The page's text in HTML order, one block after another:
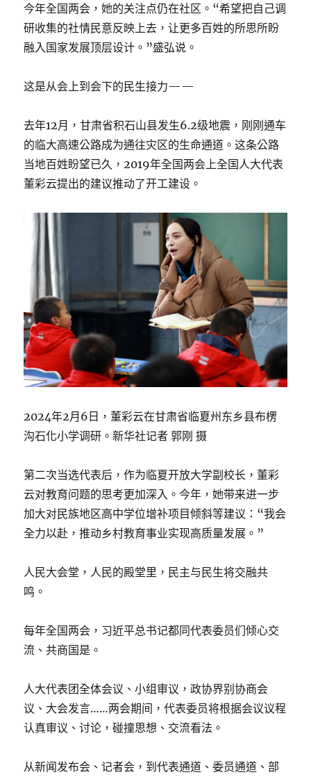
今年全国两会，她的关注点仍在社区。“希望把自己调
研收集的社情民意反映上去，让更多百姓的所思所盼
融入国家发展顶层设计。”盛弘说。
这是从会上到会下的民生接力——
去年12月，甘肃省积石山县发生6.2级地震，刚刚通车
的临大高速公路成为通往灾区的生命通道。这条公路
当地百姓盼望已久，2019年全国两会上全国人大代表
董彩云提出的建议推动了开工建设。
2024年2月6日，董彩云在甘肃省临夏州东乡县布楞
沟石化小学调研。新华社记者 郭刚 摄
第二次当选代表后，作为临夏开放大学副校长，董彩
云对教育问题的思考更加深入。今年，她带来进一步
加大对民族地区高中学位增补项目倾斜等建议：“我会
全力以赴，推动乡村教育事业实现高质量发展。”
人民大会堂，人民的殿堂里，民主与民生将交融共
鸣。
每年全国两会，习近平总书记都同代表委员们倾心交
流、共商国是。
人大代表团全体会议、小组审议，政协界别协商会
议、大会发言……两会期间，代表委员将根据会议议程
认真审议、讨论，碰撞思想、交流看法。
从新闻发布会、记者会，到代表通道、委员通道、部